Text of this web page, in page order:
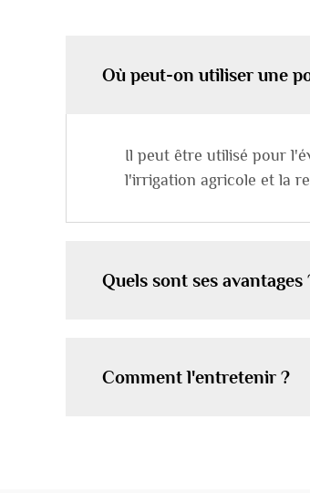
Où peut-on utiliser une
Il peut être utilisé pour
l'irrigation agricole et la
Quels sont ses avantages
Comment l'entretenir ?